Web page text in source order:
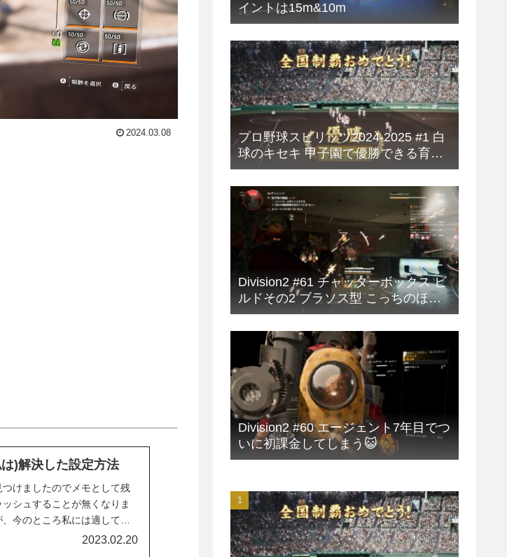
2024.03.08
)解決した設定方法
けましたのでメモとして残
シュすることが無くなりま
今のところ私には適してい
2023.02.20
イントは15m&10m
プロ野球スピリッツ2024-2025 #1 白
球のキセキ 甲子園で優勝できる育成
方法
Division2 #61 チャッターボックス ビ
ルドその2 ブラソス型 こっちのほう
が安定して強い🙂
Division2 #60 エージェント7年目でつ
いに初課金してしまう😺